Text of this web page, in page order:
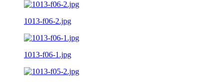
1013-f06-2.jpg
1013-f06-1.jpg